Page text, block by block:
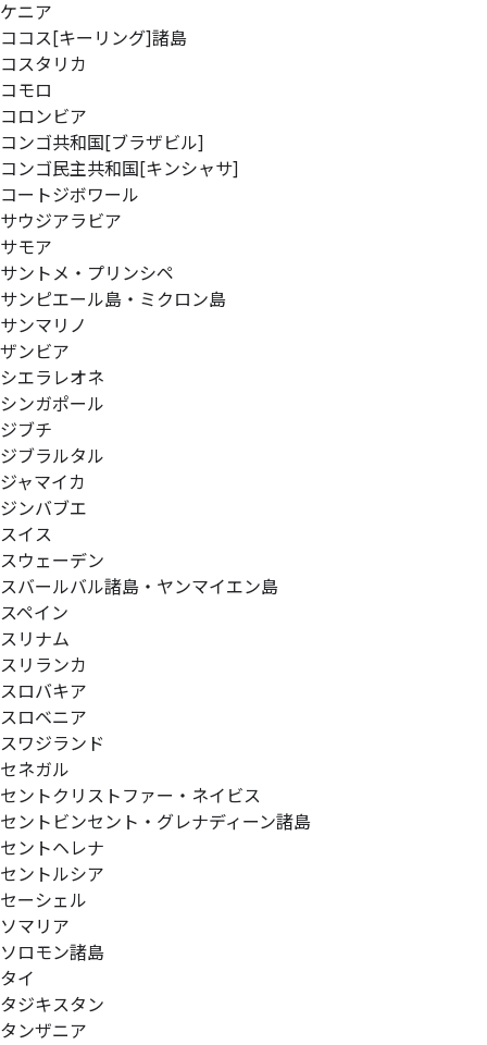
ケニア
ココス[キーリング]諸島
コスタリカ
コモロ
コロンビア
コンゴ共和国[ブラザビル]
コンゴ民主共和国[キンシャサ]
コートジボワール
サウジアラビア
サモア
サントメ・プリンシペ
サンピエール島・ミクロン島
サンマリノ
ザンビア
シエラレオネ
シンガポール
ジブチ
ジブラルタル
ジャマイカ
ジンバブエ
スイス
スウェーデン
スバールバル諸島・ヤンマイエン島
スペイン
スリナム
スリランカ
スロバキア
スロベニア
スワジランド
セネガル
セントクリストファー・ネイビス
セントビンセント・グレナディーン諸島
セントヘレナ
セントルシア
セーシェル
ソマリア
ソロモン諸島
タイ
タジキスタン
タンザニア